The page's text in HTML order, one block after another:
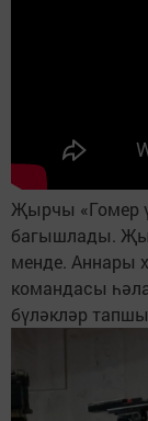
Җырчы «Гомер
багышлады.
менде. Аннары
командасы
бүләкләр